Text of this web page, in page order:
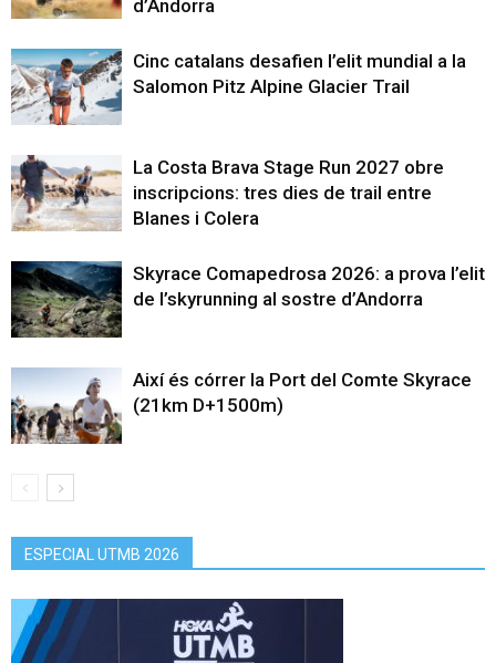
d’Andorra
Cinc catalans desafien l’elit mundial a la
Salomon Pitz Alpine Glacier Trail
La Costa Brava Stage Run 2027 obre
inscripcions: tres dies de trail entre
Blanes i Colera
Skyrace Comapedrosa 2026: a prova l’elit
de l’skyrunning al sostre d’Andorra
Així és córrer la Port del Comte Skyrace
(21km D+1500m)
ESPECIAL UTMB 2026